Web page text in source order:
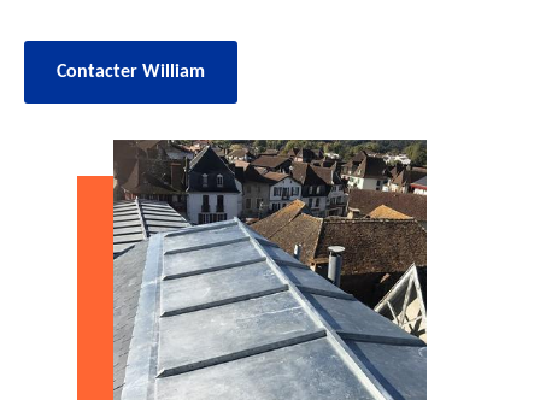
Contacter William